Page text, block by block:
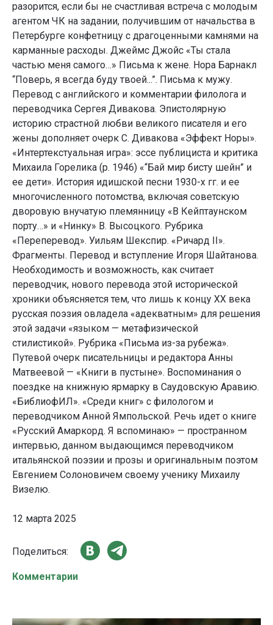
разорится, если бы не счастливая встреча с молодым
агентом ЧК на задании, получившим от начальства в
Петербурге конфетницу с драгоценными камнями на
карманные расходы. Джеймс Джойс «Ты стала
частью меня самого…» Письма к жене. Нора Барнакл
“Поверь, я всегда буду твоей...”. Письма к мужу.
Перевод с английского и комментарии филолога и
переводчика Сергея Дивакова. Эпистолярную
историю страстной любви великого писателя и его
жены дополняет очерк С. Дивакова «Эффект Норы».
«Интертекстуальная игра»: эссе публициста и критика
Михаила Горелика (р. 1946) «“Бай мир бисту шейн” и
ее дети». История идишской песни 1930-х гг. и ее
многочисленного потомства, включая советскую
дворовую внучатую племянницу «В Кейптаунском
порту…» и «Нинку» В. Высоцкого. Рубрика
«Переперевод». Уильям Шекспир. «Ричард II».
Фрагменты. Перевод и вступление Игоря Шайтанова.
Необходимость и возможность, как считает
переводчик, нового перевода этой исторической
хроники объясняется тем, что лишь к концу ХХ века
русская поэзия овладела «адекватным» для решения
этой задачи «языком — метафизической
стилистикой». Рубрика «Письма из-за рубежа».
Путевой очерк писательницы и редактора Анны
Матвеевой — «Книги в пустыне». Воспоминания о
поездке на книжную ярмарку в Саудовскую Аравию.
«БиблиофИЛ». «Среди книг» с филологом и
переводчиком Анной Ямпольской. Речь идет о книге
«Русский Амаркорд. Я вспоминаю» — пространном
интервью, данном выдающимся переводчиком
итальянской поэзии и прозы и оригинальным поэтом
Евгением Солоновичем своему ученику Михаилу
Визелю.
12 марта 2025
Поделиться:
Комментарии